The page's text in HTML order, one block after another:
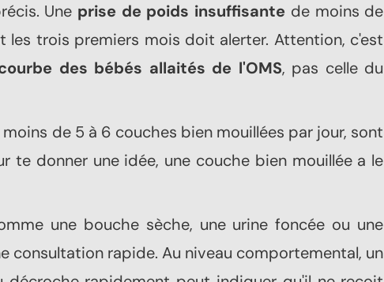
Une prise de poids insuffisante de moins de
les trois premiers mois doit alerter. Attention, c'est
des bébés allaités de l'OMS, pas celle du
de 5 à 6 couches bien mouillées par jour, sont
te donner une idée, une couche bien mouillée a le
une bouche sèche, une urine foncée ou une
consultation rapide. Au niveau comportemental, un